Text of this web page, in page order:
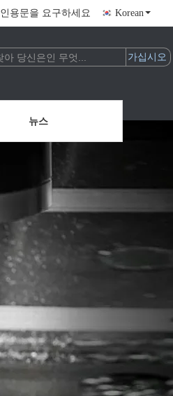
인용문을 요구하세요 Korean
뉴스